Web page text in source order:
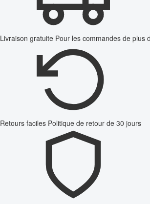
Livraison gratuite Pour les commandes de plus
Retours faciles Politique de retour de 30 jours